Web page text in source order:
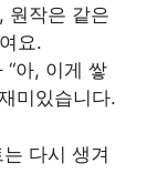
원작은 같은
요.
“아, 이게 쌓
미있습니다.
다시 생겨